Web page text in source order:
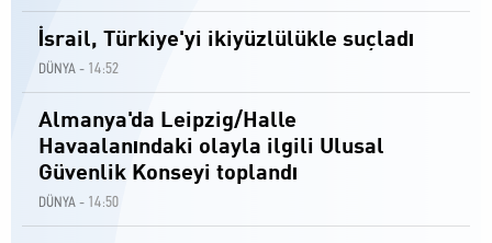
İsrail, Türkiye'yi ikiyüzlülükle suçladı
DÜNYA - 14:52
Almanya'da Leipzig/Halle
Havaalanındaki olayla ilgili Ulusal
Güvenlik Konseyi toplandı
DÜNYA - 14:50